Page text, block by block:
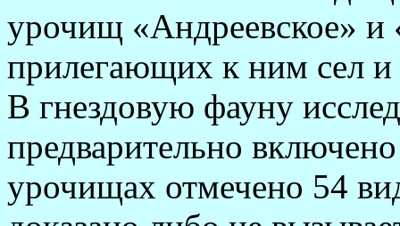
урочищ «Андреевское»
прилегающих к ним сел
В гнездовую фауну
предварительно
урочищах отмечено 54